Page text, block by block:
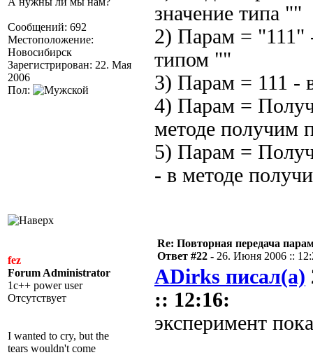
Сообщений: 692
Местоположение:
Новосибирск
Зарегистрирован: 22. Мая
2006
Пол:
значение типа ""
2) Парам = "111"
типом ""
3) Парам = 111 -
4) Парам =
методе получим
5) Парам =
- в методе
fez
Forum Administrator
1c++ power user
Отсутствует
I wanted to cry, but the
tears wouldn't come
Re: Повторная передача
Ответ #22 - 26. Июня 2006 ::
ADirks писал(а)
:: 12:16:
эксперимент